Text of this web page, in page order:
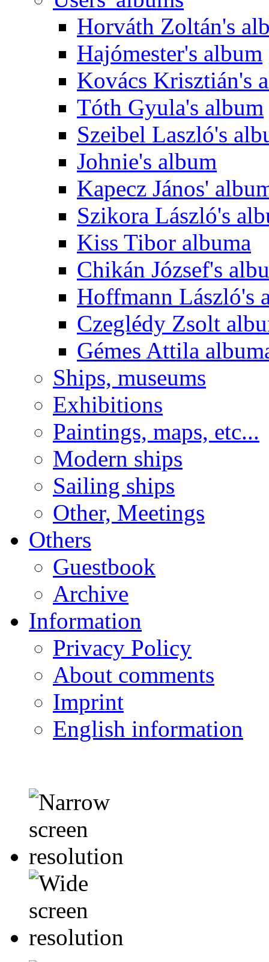
Horváth Zoltán's
Hajómester's album
Kovács Krisztián's
Tóth Gyula's album
Szeibel Laszló's
Johnie's album
Kapecz János'
Szikora László's
Kiss Tibor albuma
Chikán József's
Hoffmann László's
Czeglédy Zsolt
Gémes Attila
Ships, museums
Exhibitions
Paintings, maps, etc...
Modern ships
Sailing ships
Other, Meetings
Others
Guestbook
Archive
Information
Privacy Policy
About comments
Imprint
English information